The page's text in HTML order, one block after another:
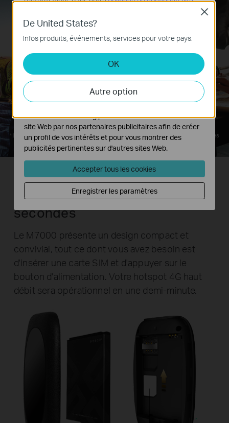
8
heures
* L'autonomie de la batterie peut varier en fonction des conditions environnementales
Obtenez votre réseau
opérationnel en quelques
secondes
Le M7000 présente un design compact et
convivial, tout ce dont vous avez besoin est
d'insérer une carte SIM et d'appuyer sur le
bouton d'alimentation. Votre hotspot 4G haut
débit sera opérationnel en une demi-minute.
De United States?
Infos produits, événements, services pour votre pays.
OK
Autre option
Close
Cookies basiques
Ces cookies sont nécessaires au fonctionnement du
site Web et ne peuvent pas être désactivés dans vos
Cookies d'analyse et marketing
Les cookies d'analyse nous permettent d'analyser vos
activités sur notre site Web pour améliorer et ajuster les
fonctionnalités de notre site Web.
Les cookies marketing peuvent être définis via notre
site Web par nos partenaires publicitaires afin de créer
un profil de vos intérêts et pour vous montrer des
publicités pertinentes sur d'autres sites Web.
Accepter tous les cookies
Enregistrer les paramètres